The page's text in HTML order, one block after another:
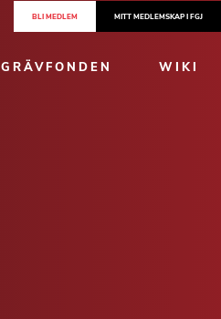
BLI MEDLEM MITT MEDLEMSKAP I FGJ
GRÄVFONDEN WIKI